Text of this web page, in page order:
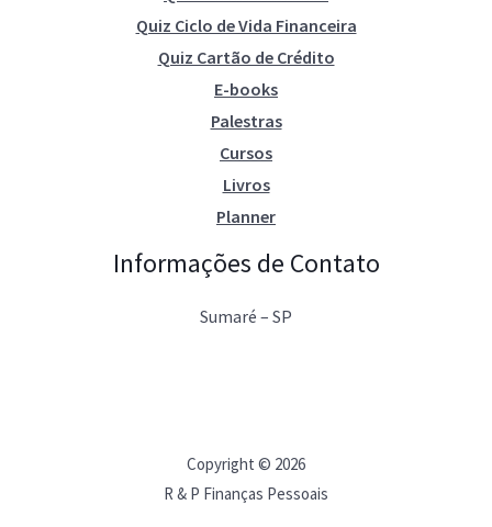
Quiz Ciclo de Vida Financeira
Quiz Cartão de Crédito
E-books
Palestras
Cursos
Livros
Planner
Informações de Contato
Sumaré – SP
Copyright © 2026
R & P Finanças Pessoais